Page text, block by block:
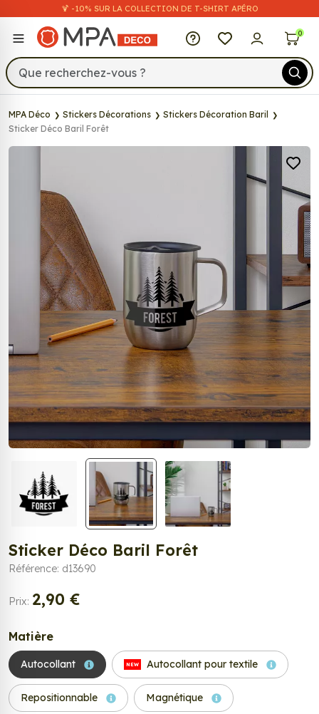
🍹 -10% SUR LA COLLECTION DE T-SHIRT APÉRO
MPA Déco 0
MPA Déco Stickers Décorations
Stickers Décoration Baril
Sticker Déco Baril Forêt
Sticker Déco Baril Forêt
Référence: d13690
Prix: 2,90 €
Matière
Autocollant NEW Autocollant pour textile
Repositionnable Magnétique